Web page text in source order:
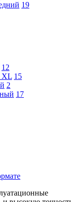
19
12
XL 15
2
17